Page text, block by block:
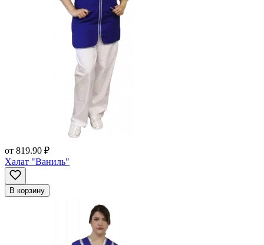
от 819.90 ₽
Халат "Ваниль"
В корзину